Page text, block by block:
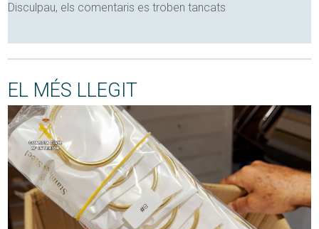
Disculpau, els comentaris es troben tancats
EL MÉS LLEGIT